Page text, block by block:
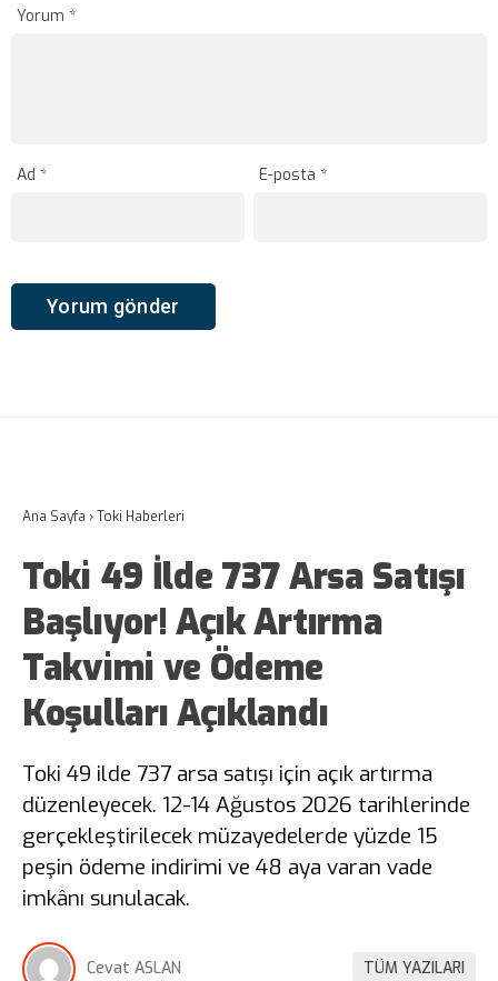
Yorum *
Ad * E-posta*
Ana Sayfa ›Toki Haberleri
Toki 49 İlde 737 Arsa Satışı
Başlıyor! Açık Artırma
Takvimi ve Ödeme
Koşulları Açıklandı
Toki 49 ilde 737 arsa satışı için açık artırma
düzenleyecek. 12-14 Ağustos 2026 tarihlerinde
gerçekleştirilecek müzayedelerde yüzde 15
peşin ödeme indirimi ve 48 aya varan vade
imkânı sunulacak.
Cevat ASLAN TÜM YAZILARI